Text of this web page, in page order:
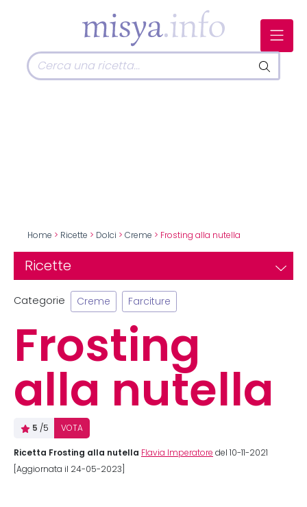
Home > Ricette > Dolci > Creme > Frosting alla nutella
Ricette
Categorie Creme Farciture
Frosting
alla nutella
5 /5 VOTA
Ricetta Frosting alla nutella Flavia Imperatore del 10-11-2021
[Aggiornata il 24-05-2023]